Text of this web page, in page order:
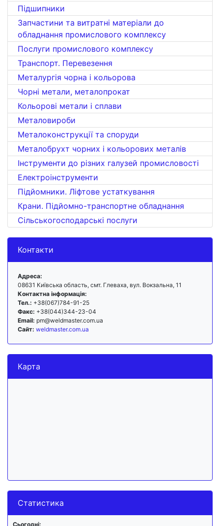
Підшипники
Запчастини та витратні матеріали до
обладнання промислового комплексу
Послуги промислового комплексу
Транспорт. Перевезення
Металургія чорна і кольорова
Чорні метали, металопрокат
Кольорові метали і сплави
Металовироби
Металоконструкції та споруди
Металобрухт чорних і кольорових металів
Інструменти до різних галузей промисловості
Електроінструменти
Підйомники. Ліфтове устаткування
Крани. Підйомно-транспортне обладнання
Сільськогосподарські послуги
Контакти
Адреса:
08631 Київська область, смт. Глеваха, вул. Вокзальна, 11
Контактна інформація:
Тел.: +38(067)784-91-25
Факс: +38(044)344-23-04
Email: pm@weldmaster.com.ua
Сайт: weldmaster.com.ua
Карта
Статистика
Сьогодні: